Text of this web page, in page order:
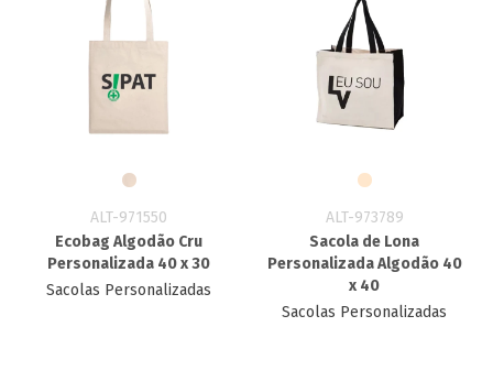
ALT-971550
Ecobag Algodão Cru
Personalizada 40 x 30
Sacolas Personalizadas
ALT-973789
Sacola de Lona
Personalizada Algodão 40
x 40
Sacolas Personalizadas